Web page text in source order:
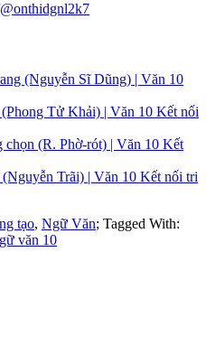
(Nguyễn Sĩ Dũng) | Văn 10
Tử Khải) | Văn 10 Kết nối
chọn (R. Phờ-rót) | Văn 10 Kết
Trãi) | Văn 10 Kết nối tri
tạo, Ngữ Văn; Tagged With:
văn 10